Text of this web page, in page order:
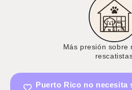
Más presión sobre
Puerto Rico no necesita